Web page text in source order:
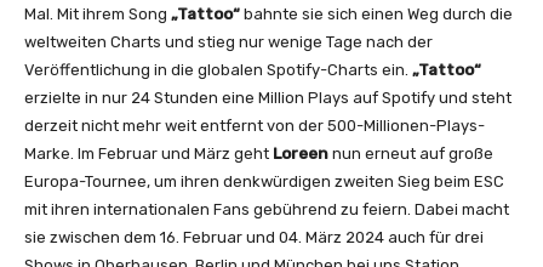
L
i
v
e
a
t
N
R
J
M
Mal. Mit ihrem Song „Tattoo“ bahnte sie sich einen Weg durch die
weltweiten Charts und stieg nur wenige Tage nach der
Veröffentlichung in die globalen Spotify-Charts ein. „Tattoo“
erzielte in nur 24 Stunden eine Million Plays auf Spotify und steht
derzeit nicht mehr weit entfernt von der 500-Millionen-Plays-
Marke. Im Februar und März geht Loreen nun erneut auf große
Europa-Tournee, um ihren denkwürdigen zweiten Sieg beim ESC
mit ihren internationalen Fans gebührend zu feiern. Dabei macht
sie zwischen dem 16. Februar und 04. März 2024 auch für drei